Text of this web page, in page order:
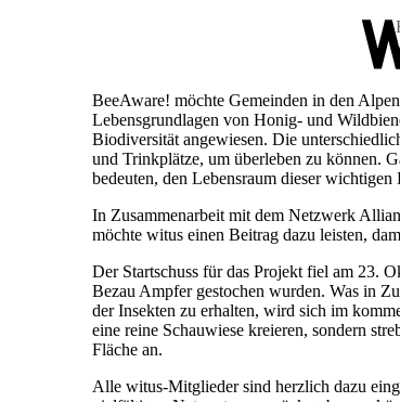
Zur Übersicht
Zur Übersicht
Zur Übersicht
BeeAware! möchte Gemeinden in den
Lebensgrundlagen von Honig- und
Biodiversität angewiesen. Die
und Trinkplätze, um überleben zu können.
bedeuten, den Lebensraum dieser wichtigen
In Zusammenarbeit mit dem Netzwerk
möchte witus einen Beitrag dazu leisten,
Der Startschuss für das Projekt fiel am 23.
Bezau Ampfer gestochen wurden. Was in
der Insekten zu erhalten, wird sich im
eine reine Schauwiese kreieren, sondern
Fläche an.
Alle witus-Mitglieder sind herzlich dazu